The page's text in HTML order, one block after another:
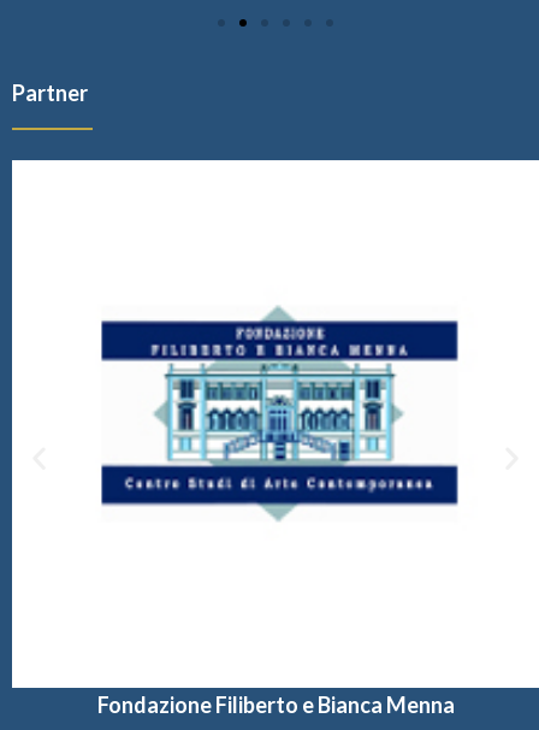
Partner
Fondazione Filiberto e Bianca Menna